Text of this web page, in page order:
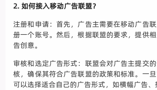
2. 如何接入移动广告联盟？
注册和申请：首先，广告主需要在移动广告
册一个账号。然后，根据联盟的要求，提供
告创意。
审核和选定广告形式：联盟会对广告主提交
核，确保其符合广告联盟的政策和标准。一
可以选择适合自己的广告形式，如横幅广告、